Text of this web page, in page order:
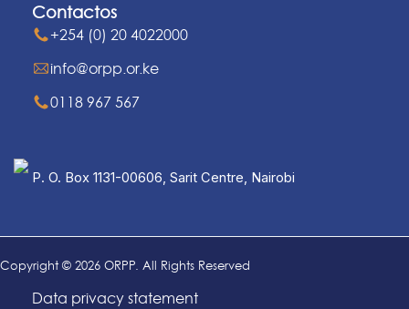
Contactos
+254 (0) 20 4022000
info@orpp.or.ke
0118 967 567
P. O. Box 1131-00606, Sarit Centre, Nairobi
Copyright © 2026 ORPP. All Rights Reserved
Data privacy statement